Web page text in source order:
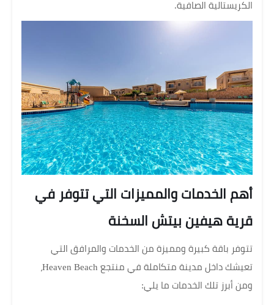
الكريستالية الصافية.
أهم الخدمات والمميزات التي تتوفر في
قرية هيفين بيتش السخنة
تتوفر باقة كبيرة ومميزة من الخدمات والمرافق التي
ومن أبرز تلك الخدمات ما يلي: